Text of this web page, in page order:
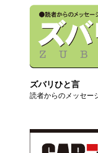
ズバリひと言
読者からのメッセー